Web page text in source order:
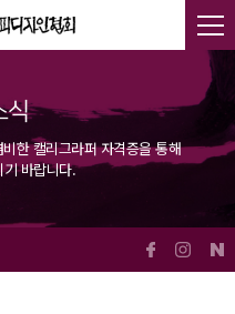
식
한 캘리그라퍼 자격증을 통해
바랍니다.